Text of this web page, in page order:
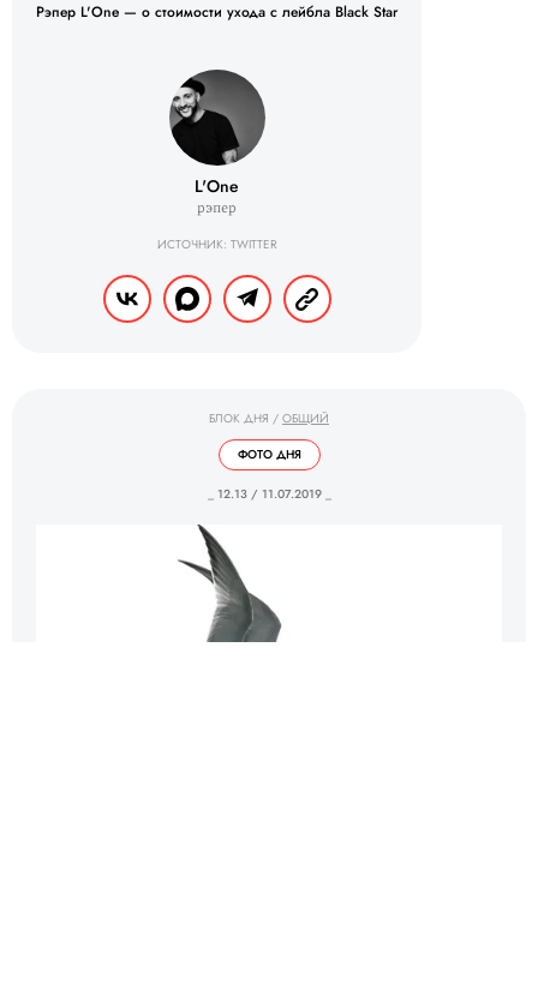
Рэпер L'One — о стоимости ухода с лейбла Black Star
L'One
рэпер
ИСТОЧНИК: TWITTER
БЛОК ДНЯ / ОБЩИЙ
ФОТО ДНЯ
_ 12.13 / 11.07.2019 _